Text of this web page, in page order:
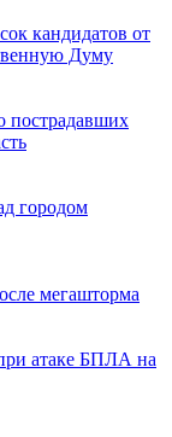
кандидатов от
Думу
пострадавших
городом
мегашторма
атаке БПЛА на